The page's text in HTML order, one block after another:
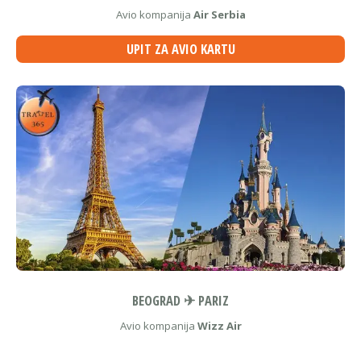
Avio kompanija Air Serbia
UPIT ZA AVIO KARTU
BEOGRAD ✈ PARIZ
Avio kompanija Wizz Air